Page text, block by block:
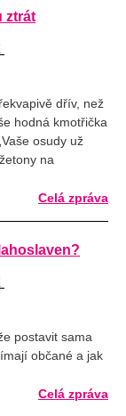
ztrát
dřív, než
hodná kmotřička
osudy už
na
Celá zpráva
postavit sama
občané a jak
Celá zpráva